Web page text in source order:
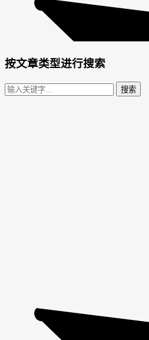
按文章类型进行搜索